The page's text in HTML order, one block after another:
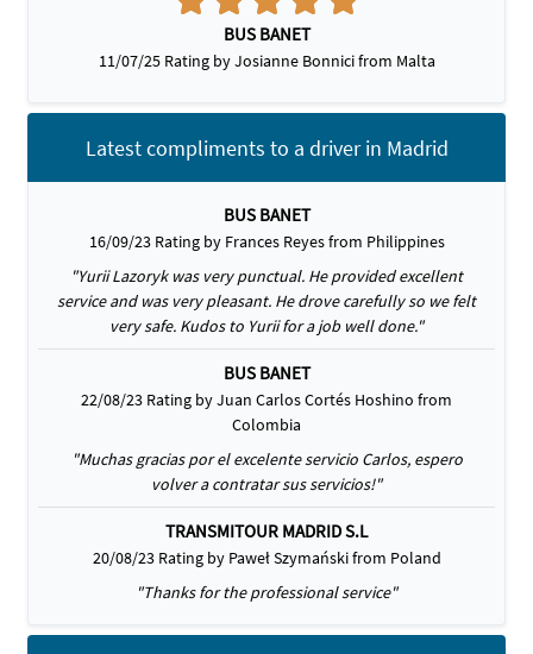
BUS BANET
11/07/25 Rating by Josianne Bonnici from Malta
Latest compliments to a driver in Madrid
BUS BANET
16/09/23 Rating by Frances Reyes from Philippines
"Yurii Lazoryk was very punctual. He provided excellent
service and was very pleasant. He drove carefully so we felt
very safe. Kudos to Yurii for a job well done."
BUS BANET
22/08/23 Rating by Juan Carlos Cortés Hoshino from
Colombia
"Muchas gracias por el excelente servicio Carlos, espero
volver a contratar sus servicios!"
TRANSMITOUR MADRID S.L
20/08/23 Rating by Paweł Szymański from Poland
"Thanks for the professional service"